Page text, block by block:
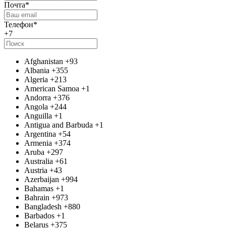
Почта*
Телефон*
+7
Afghanistan +93
Albania +355
Algeria +213
American Samoa +1
Andorra +376
Angola +244
Anguilla +1
Antigua and Barbuda +1
Argentina +54
Armenia +374
Aruba +297
Australia +61
Austria +43
Azerbaijan +994
Bahamas +1
Bahrain +973
Bangladesh +880
Barbados +1
Belarus +375